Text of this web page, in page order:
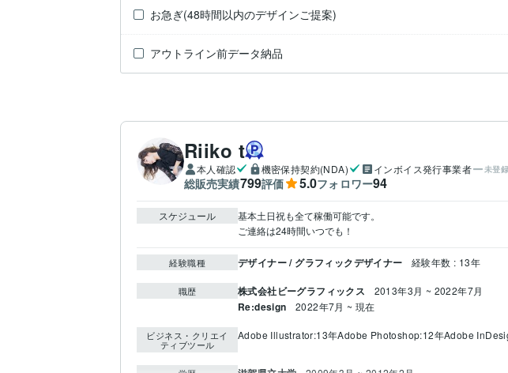
お急ぎ(48時間以内のデザインご提案)
アウトライン前データ納品
Riiko t
本人確認 機密保持契約(NDA) インボイス発行事業者 未登録
総販売実績799評価 5.0フォロワー94
スケジュール
基本土日祝も全て稼働可能です。
ご連絡は24時間いつでも！
経験職種 デザイナー / グラフィックデザイナー 経験年数 : 13年
職歴 株式会社ビーグラフィックス 2013年3月 ~ 2022年7月
Re:design 2022年7月 ~ 現在
ビジネス・クリエイ
ティブツール
Adobe Illustrator:13年Adobe Photoshop:12年Adobe